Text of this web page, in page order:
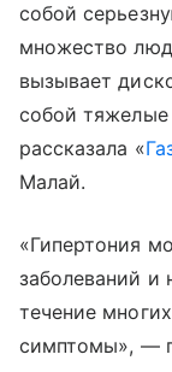
собой
множество
вызывает
собой тяжелые
рассказала «
Малай.
«Гипертония
заболеваний и
течение
симптомы», —